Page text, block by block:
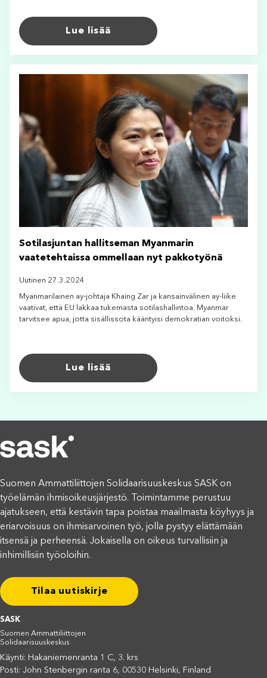
Lue lisää
Sotilasjuntan hallitseman Myanmarin
vaatetehtaissa ommellaan nyt pakkotyönä
Uutinen 27.3.2024
Myanmarilainen ay-johtaja Khaing Zar ja kansainvälinen ay-liike
vaativat, että EU lakkaa tukemasta sotilashallintoa. Myanmar
tarvitsee apua, jotta sisällissota kääntyisi demokratian voitoksi.
Lue lisää
Suomen Ammattiliittojen Solidaarisuuskeskus SASK on
työelämän ihmisoikeusjärjestö. Toimintamme perustuu
ajatukseen, että kestävin tapa poistaa maailmasta köyhyys ja
eriarvoisuus on ihmisarvoinen työ, jolla pystyy elättämään
itsensä ja perheensä. Jokaisella on oikeus turvallisiin ja
inhimillisiin työoloihin.
Tilaa uutiskirje
SASK
Suomen Ammattiliittojen
Solidaarisuuskeskus
Käynti: Hakaniemenranta 1 C, 3. krs
Posti: John Stenbergin ranta 6, 00530 Helsinki, Finland